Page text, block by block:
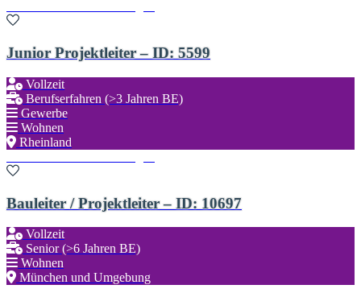
Junior Projektleiter – ID: 5599
Vollzeit
Berufserfahren (>3 Jahren BE)
Gewerbe
Wohnen
Rheinland
Bauleiter / Projektleiter – ID: 10697
Vollzeit
Senior (>6 Jahren BE)
Wohnen
München und Umgebung